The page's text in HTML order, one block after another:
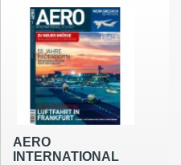
AERO
INTERNATIONAL